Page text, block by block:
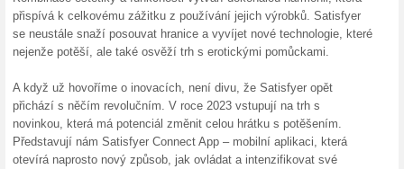
Neplaťte tak zbytečně
Skončené nabídky... (5x)